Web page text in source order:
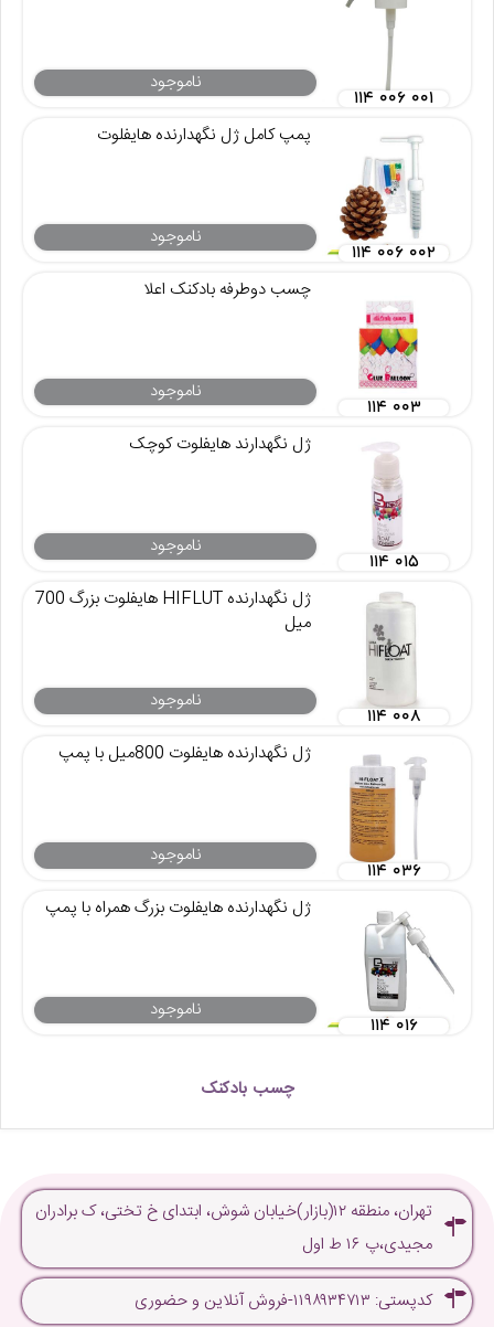
ناموجود
۱۱۴ ۰۰۶ ۰۰۱
پمپ کامل ژل نگهدارنده هایفلوت
ناموجود
۱۱۴ ۰۰۶ ۰۰۲
چسب دوطرفه بادکنک اعلا
ناموجود
۱۱۴ ۰۰۳
ژل نگهدارند هایفلوت کوچک
ناموجود
۱۱۴ ۰۱۵
ژل نگهدارنده HIFLUT هایفلوت بزرگ 700
میل
ناموجود
۱۱۴ ۰۰۸
ژل نگهدارنده هایفلوت 800میل با پمپ
ناموجود
۱۱۴ ۰۳۶
ژل نگهدارنده هایفلوت بزرگ همراه با پمپ
ناموجود
۱۱۴ ۰۱۶
چسب بادکنک
تهران، منطقه ۱۲(بازار)خیابان شوش، ابتدای خ تختی، ک برادران
مجیدی،پ ۱۶ ط اول
کدپستی: ۱۱۹۸۹۳۴۷۱۳-فروش آنلاین و حضوری